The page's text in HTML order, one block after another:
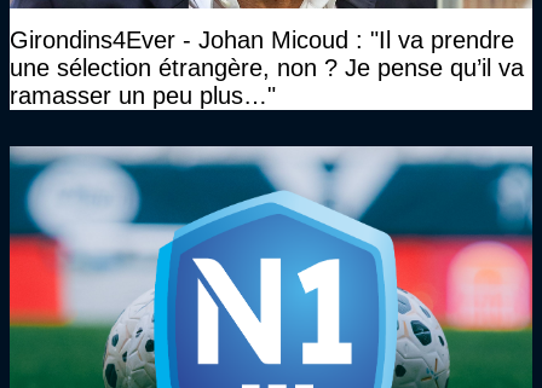
Girondins4Ever - Johan Micoud : "Il va prendre
une sélection étrangère, non ? Je pense qu’il va
ramasser un peu plus…"